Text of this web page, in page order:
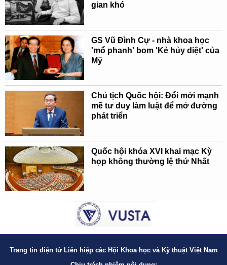
gian khó
GS Vũ Đình Cự - nhà khoa học
'mổ phanh' bom 'Kẻ hủy diệt' của
Mỹ
Chủ tịch Quốc hội: Đổi mới mạnh
mẽ tư duy làm luật để mở đường
phát triển
Quốc hội khóa XVI khai mạc Kỳ
họp không thường lệ thứ Nhất
Trang tin điện tử Liên hiệp các Hội Khoa học và Kỹ thuật Việt Nam